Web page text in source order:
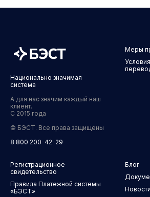
Национально значимая
система
А для нас значим каждый наш
клиент.
С 2015 года
© БЭСТ. Все права защищены
8 800 200-42-29
Меры
Регистрационное
свидетельство
Правила Платежной системы
«БЭСТ»
Блог
Новости